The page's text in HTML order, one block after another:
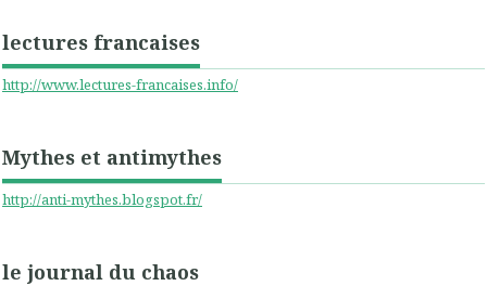
lectures francaises
http://www.lectures-francaises.info/
Mythes et antimythes
http://anti-mythes.blogspot.fr/
le journal du chaos